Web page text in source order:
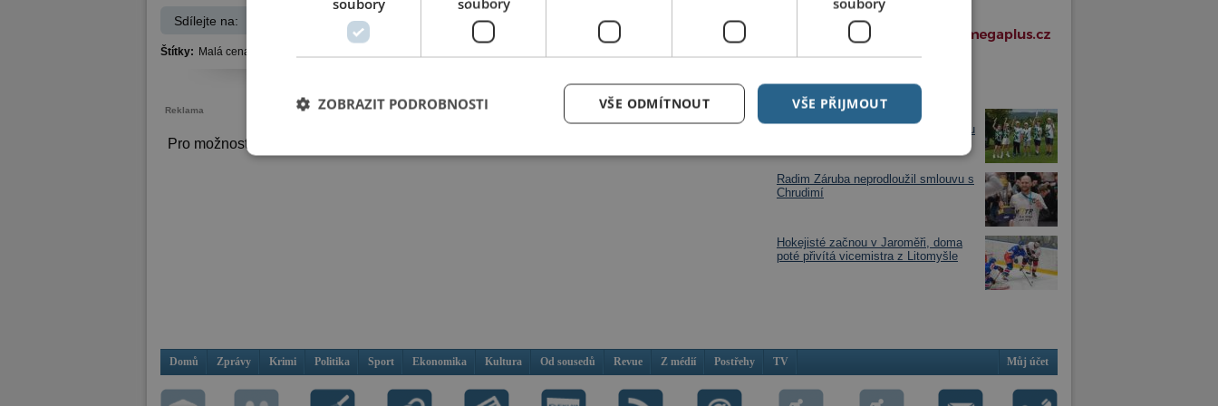
Sdílejte na:
Štítky: Malá cena Monaka,
Reklama
Pro možnost psaní komentářů se
Další články v rubrice
Mladí golfisté ze Svobodných Hamrů
vybojovali republikové stříbro. V týmu
Radim Záruba neprodloužil smlouvu s
Chrudimí
Hokejisté začnou v Jaroměři, doma
poté přivítá vicemistra z Litomyšle
Domů Zprávy Krimi Politika Sport Ekonomika Kultura Od sousedů Revue Z médií Postřehy TV Můj účet
VŠE PŘIJMOUT
VŠE ODMÍTNOUT
ZOBRAZIT PODROBNOSTI